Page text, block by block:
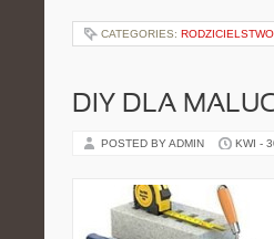
CATEGORIES:
DIY DLA
POSTED BY ADMIN KWI -